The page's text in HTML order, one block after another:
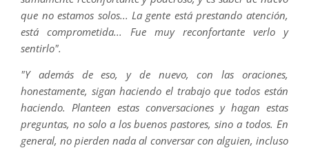
que no estamos solos... La gente está prestando atención,
está comprometida... Fue muy reconfortante verlo y
sentirlo".
"Y además de eso, y de nuevo, con las oraciones,
honestamente, sigan haciendo el trabajo que todos están
haciendo. Planteen estas conversaciones y hagan estas
preguntas, no solo a los buenos pastores, sino a todos. En
general, no pierden nada al conversar con alguien, incluso